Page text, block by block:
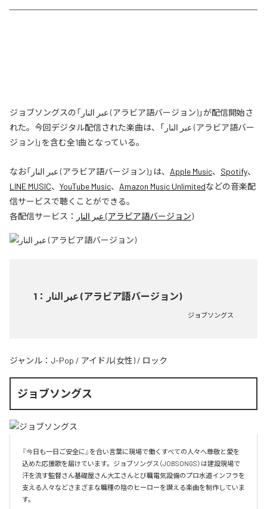
ジョブソングスの「عبر النار (アラビア語バージョン)」が配信開始さ
れた。今回デジタル配信された楽曲は、「عبر النار (アラビア語バー
ジョン)」を含む全1曲となっている。
なお「 عبر النار (アラビア語バージョン)」は、 Apple Music、 Spotify、
LINE MUSIC、 YouTube Music、 Amazon Music Unlimitedなどの音楽配
信サービスで聴くことができる。
各配信サービス：
عبر النار (アラビア語バージョン)
1 ： عبر النار (アラビア語バージョン)
ジョブソングス
ジャンル： J-Pop / アイドル(女性) / ロック
ジョブソングス
『今日も一日ご安全に』を合い言葉に現場で働くすべての人々へ尊敬と愛を
込めた応援歌を届けています。ジョブソングス（JOBSONGS）は建設現場で
汗を流す監督さん基礎屋さん大工さんとび職電気設備のプロ水道インフラを
支える人々などさまざまな職種の陰のヒーローを讃える楽曲を制作していま
す。